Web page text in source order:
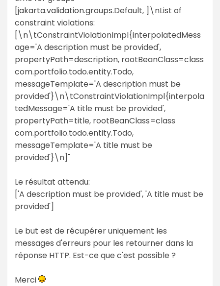
[jakarta.validation.groups.Default, ]\nList of
constraint violations:
[\n\tConstraintViolationImpl{interpolatedMess
age='A description must be provided',
propertyPath=description, rootBeanClass=class
com.portfolio.todo.entity.Todo,
messageTemplate='A description must be
provided'}\n\tConstraintViolationImpl{interpola
tedMessage='A title must be provided',
propertyPath=title, rootBeanClass=class
com.portfolio.todo.entity.Todo,
messageTemplate='A title must be
provided'}\n]"
Le résultat attendu:
['A description must be provided', 'A title must be
provided']
Le but est de récupérer uniquement les
messages d'erreurs pour les retourner dans la
réponse HTTP. Est-ce que c'est possible ?
Merci